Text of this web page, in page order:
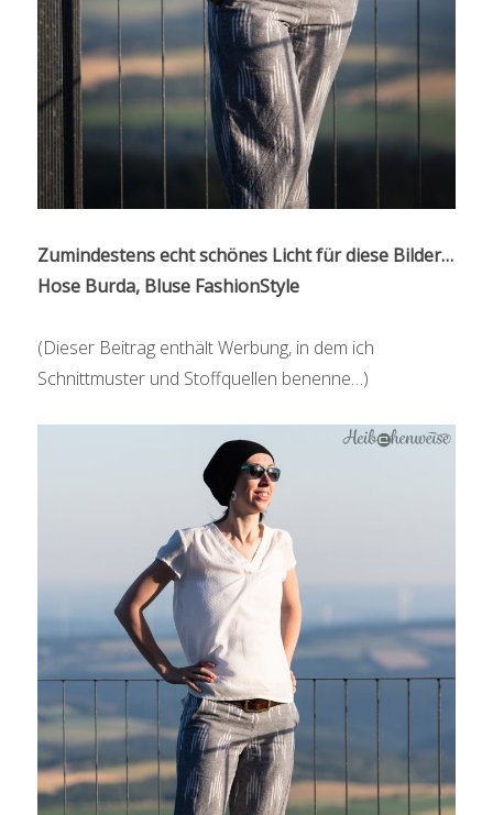
Zumindestens echt schönes Licht für diese Bilder…
Hose Burda, Bluse FashionStyle
(Dieser Beitrag enthält Werbung, in dem ich
Schnittmuster und Stoffquellen benenne…)